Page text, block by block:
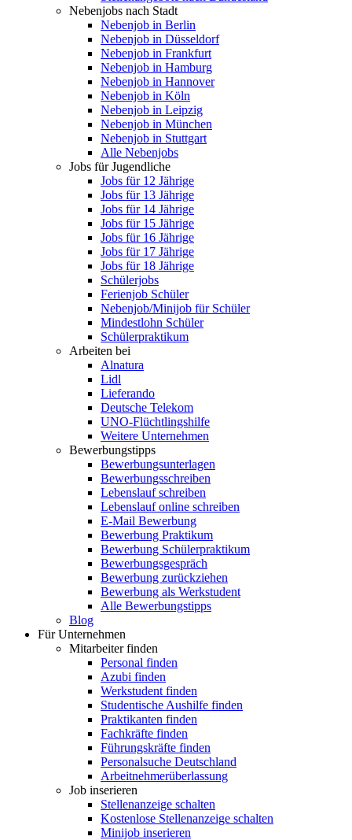
Nebenjobs nach Stadt
Nebenjob in Berlin
Nebenjob in Düsseldorf
Nebenjob in Frankfurt
Nebenjob in Hamburg
Nebenjob in Hannover
Nebenjob in Köln
Nebenjob in Leipzig
Nebenjob in München
Nebenjob in Stuttgart
Alle Nebenjobs
Jobs für Jugendliche
Jobs für 12 Jährige
Jobs für 13 Jährige
Jobs für 14 Jährige
Jobs für 15 Jährige
Jobs für 16 Jährige
Jobs für 17 Jährige
Jobs für 18 Jährige
Schülerjobs
Ferienjob Schüler
Nebenjob/Minijob für Schüler
Mindestlohn Schüler
Schülerpraktikum
Arbeiten bei
Alnatura
Lidl
Lieferando
Deutsche Telekom
UNO-Flüchtlingshilfe
Weitere Unternehmen
Bewerbungstipps
Bewerbungsunterlagen
Bewerbungsschreiben
Lebenslauf schreiben
Lebenslauf online schreiben
E-Mail Bewerbung
Bewerbung Praktikum
Bewerbung Schülerpraktikum
Bewerbungsgespräch
Bewerbung zurückziehen
Bewerbung als Werkstudent
Alle Bewerbungstipps
Blog
Für Unternehmen
Mitarbeiter finden
Personal finden
Azubi finden
Werkstudent finden
Studentische Aushilfe finden
Praktikanten finden
Fachkräfte finden
Führungskräfte finden
Personalsuche Deutschland
Arbeitnehmerüberlassung
Job inserieren
Stellenanzeige schalten
Kostenlose Stellenanzeige schalten
Minijob inserieren